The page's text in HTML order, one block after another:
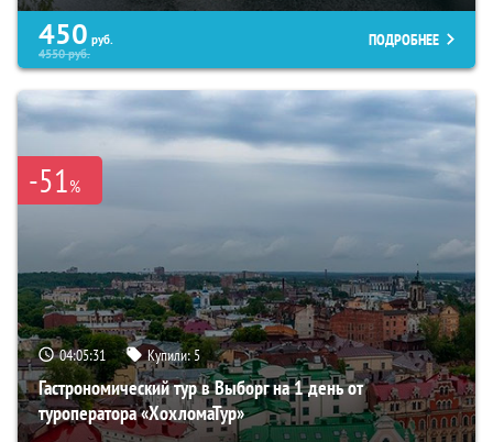
450 руб.
4550руб.
ПОДРОБНЕЕ
-51%
04:05:30 Купили:5
Гастрономический тур в Выборг на 1 день от
туроператора «ХохломаТур»